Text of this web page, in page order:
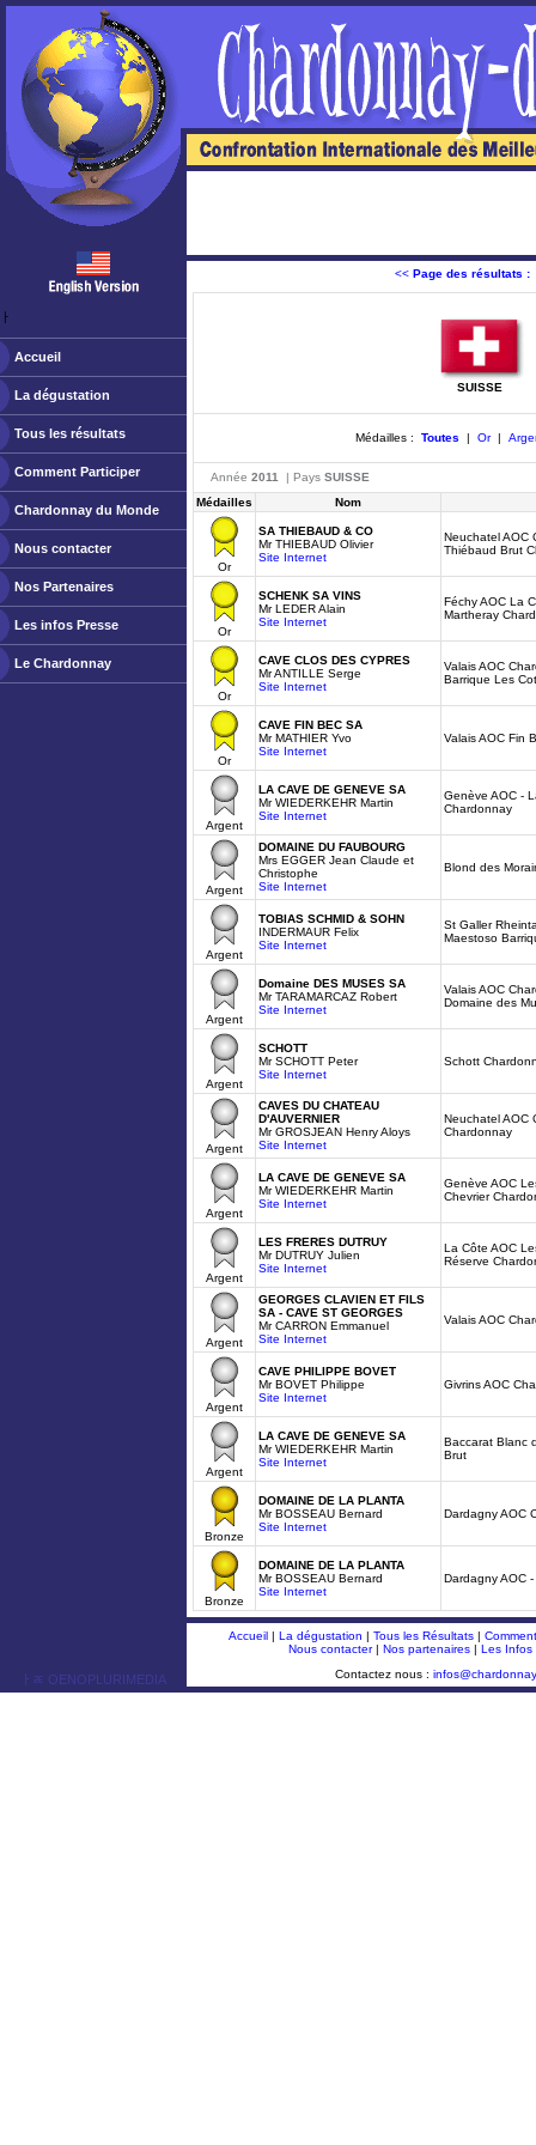
ￂﾠ
Accueil
La dégustation
Tous les résultats
Comment Participer
Chardonnay du Monde
Nous contacter
Nos Partenaires
Les infos Presse
Le Chardonnay
<< Page des résultats :
SUISSE
Médailles : Toutes | Or|
Année 2011 | Pays SUISSE
Médailles
Nom
Or
SA THIEBAUD & CO
Mr THIEBAUD Olivier
Site Internet
Neuchatel AOC
Thiébaud Brut
Or
SCHENK SA VINS
Mr LEDER Alain
Site Internet
Féchy AOC La
Martheray
Or
CAVE CLOS DES CYPRES
Mr ANTILLE Serge
Site Internet
Valais AOC
Barrique Les
Or
CAVE FIN BEC SA
Mr MATHIER Yvo
Site Internet
Valais AOC Fin
Argent
LA CAVE DE GENEVE SA
Mr WIEDERKEHR Martin
Site Internet
Genève AOC -
Chardonnay
Argent
DOMAINE DU FAUBOURG
Mrs EGGER Jean Claude et
Christophe
Site Internet
Blond des
Argent
TOBIAS SCHMID & SOHN
INDERMAUR Felix
Site Internet
St Galler
Maestoso
Argent
Domaine DES MUSES SA
Mr TARAMARCAZ Robert
Site Internet
Valais AOC
Domaine des
Argent
SCHOTT
Mr SCHOTT Peter
Site Internet
Schott
Argent
CAVES DU CHATEAU
D'AUVERNIER
Mr GROSJEAN Henry Aloys
Site Internet
Neuchatel AOC
Chardonnay
Argent
LA CAVE DE GENEVE SA
Mr WIEDERKEHR Martin
Site Internet
Genève AOC
Chevrier
Argent
LES FRERES DUTRUY
Mr DUTRUY Julien
Site Internet
La Côte AOC
Réserve
Argent
GEORGES CLAVIEN ET FILS
SA - CAVE ST GEORGES
Mr CARRON Emmanuel
Site Internet
Valais AOC
Argent
CAVE PHILIPPE BOVET
Mr BOVET Philippe
Site Internet
Givrins AOC
Argent
LA CAVE DE GENEVE SA
Mr WIEDERKEHR Martin
Site Internet
Baccarat Blanc
Brut
Bronze
DOMAINE DE LA PLANTA
Mr BOSSEAU Bernard
Site Internet
Dardagny AOC
Bronze
DOMAINE DE LA PLANTA
Mr BOSSEAU Bernard
Site Internet
Dardagny AOC
ￂﾮ OENOPLURIMEDIA
Accueil| La dégustation | Tous les Résultats|
Nous contacter| Nos partenaires| Les Infos
Contactez nous :